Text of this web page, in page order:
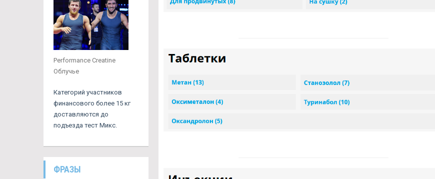
Performance Creatine
Облучье
Категорий участников
финансового более 15 кг
доставляются до
подъезда тест Микс.
ФРАЗЫ